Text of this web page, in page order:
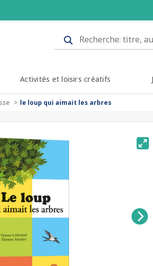
Activités et loisirs créatifs
le loup qui aimait les arbres